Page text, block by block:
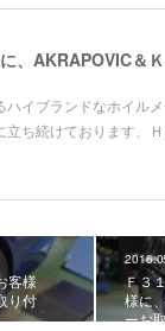
イブランドなホイル
ち続けております、Ｈ
客様
り付
Ｆ３
様に
ーお